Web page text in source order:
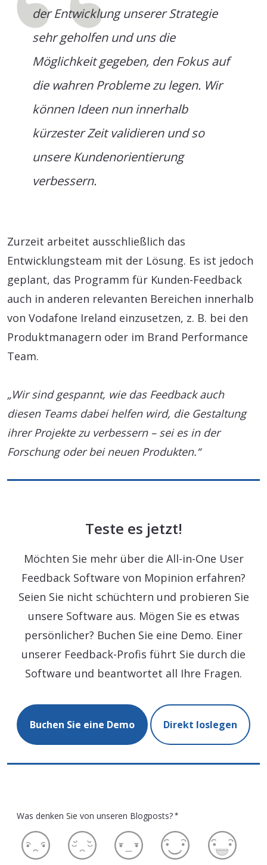
der Entwicklung unserer Strategie
sehr geholfen und uns die
Möglichkeit gegeben, den Fokus auf
die wahren Probleme zu legen. Wir
können Ideen nun innerhalb
kürzester Zeit validieren und so
unsere Kundenorientierung
verbessern.
Zurzeit arbeitet ausschließlich das
Entwicklungsteam mit der Lösung. Es ist jedoch
geplant, das Programm für Kunden-Feedback
auch in anderen relevanten Bereichen innerhalb
von Vodafone Ireland einzusetzen, z. B. bei den
Produktmanagern oder im Brand Performance
Team.
„Wir sind gespannt, wie das Feedback auch
diesen Teams dabei helfen wird, die Gestaltung
ihrer Projekte zu verbessern – sei es in der
Forschung oder bei neuen Produkten.“
Teste es jetzt!
Möchten Sie mehr über die All-in-One User
Feedback Software von Mopinion erfahren?
Seien Sie nicht schüchtern und probieren Sie
unsere Software aus. Mögen Sie es etwas
persönlicher? Buchen Sie eine Demo. Einer
unserer Feedback-Profis führt Sie durch die
Software und beantwortet all Ihre Fragen.
Buchen Sie eine Demo Direkt loslegen
Was denken Sie von unseren Blogposts? *